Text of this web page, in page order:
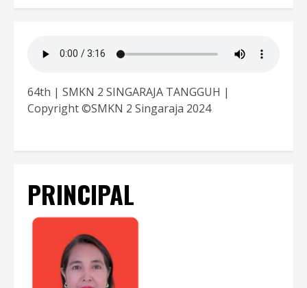
64th | SMKN 2 SINGARAJA TANGGUH |
Copyright ©SMKN 2 Singaraja 2024
PRINCIPAL